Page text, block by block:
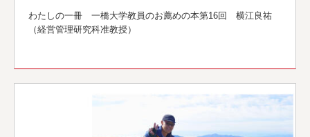
わたしの一冊 一橋大学教員のお薦めの本第16回 横江良祐
（経営管理研究科准教授）